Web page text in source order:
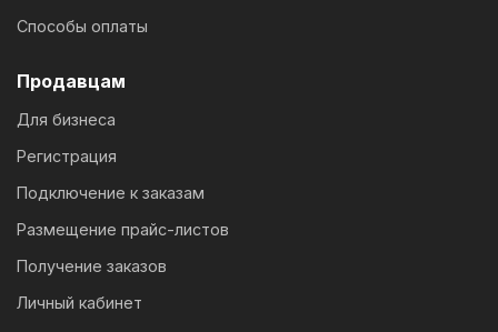
Способы оплаты
Продавцам
Для бизнеса
Регистрация
Подключение к заказам
Размещение прайс-листов
Получение заказов
Личный кабинет